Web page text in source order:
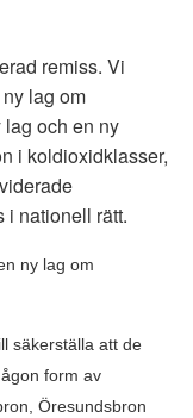
remiss. Vi
lag om
lag och en ny
i koldioxidklasser,
i nationell rätt.
ny lag om
säkerställa att de
form av
Öresundsbron